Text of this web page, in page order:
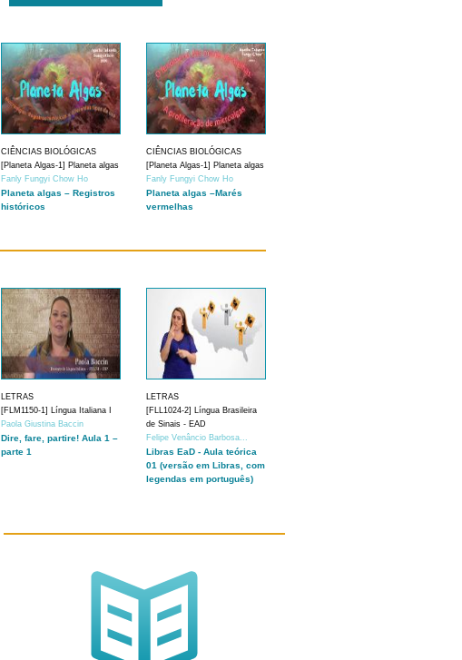
CIÊNCIAS BIOLÓGICAS
[Planeta Algas-1] Planeta algas
Fanly Fungyi Chow Ho
Planeta algas – Registros
históricos
CIÊNCIAS BIOLÓGICAS
[Planeta Algas-1] Planeta algas
Fanly Fungyi Chow Ho
Planeta algas –Marés
vermelhas
LETRAS
[FLM1150-1] Língua Italiana I
Paola Giustina Baccin
Dire, fare, partire! Aula 1 –
parte 1
LETRAS
[FLL1024-2] Língua Brasileira
de Sinais - EAD
Felipe Venâncio Barbosa...
Libras EaD - Aula teórica
01 (versão em Libras, com
legendas em português)